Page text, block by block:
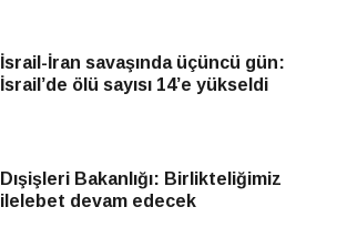
İsrail-İran savaşında üçüncü gün:
İsrail’de ölü sayısı 14’e yükseldi
Dışişleri Bakanlığı: Birlikteliğimiz
ilelebet devam edecek